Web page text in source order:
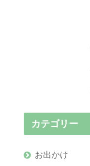
カテゴリー
お出かけ